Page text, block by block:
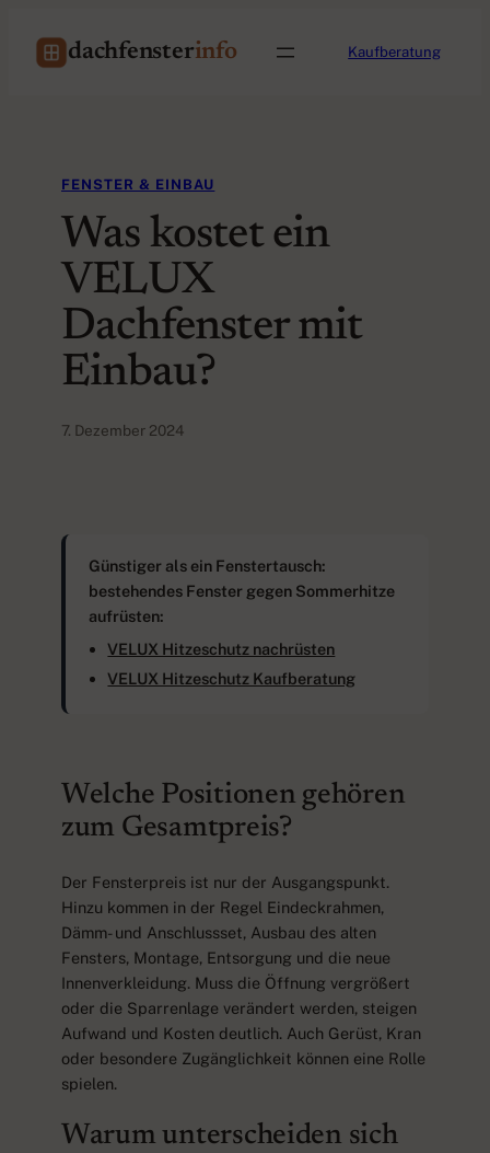
Inhalt
springen
dachfensterinfo Kaufberatung
FENSTER & EINBAU
Was kostet ein
VELUX
Dachfenster mit
Einbau?
7. Dezember 2024
Günstiger als ein Fenstertausch:
bestehendes Fenster gegen Sommerhitze
aufrüsten:
VELUX Hitzeschutz nachrüsten
VELUX Hitzeschutz Kaufberatung
Welche Positionen gehören
zum Gesamtpreis?
Der Fensterpreis ist nur der Ausgangspunkt.
Hinzu kommen in der Regel Eindeckrahmen,
Dämm- und Anschlussset, Ausbau des alten
Fensters, Montage, Entsorgung und die neue
Innenverkleidung. Muss die Öffnung vergrößert
oder die Sparrenlage verändert werden, steigen
Aufwand und Kosten deutlich. Auch Gerüst, Kran
oder besondere Zugänglichkeit können eine Rolle
spielen.
Warum unterscheiden sich